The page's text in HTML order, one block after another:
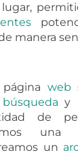
manera
web
búsqueda y
de
una
un